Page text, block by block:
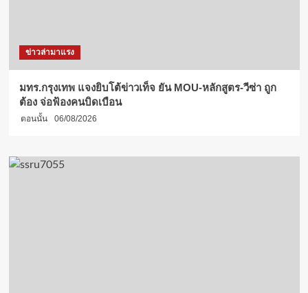
ข่าวล่ามาแรง
มทร.กรุงเทพ แจงยิบโต้ข่าวเท็จ ยัน MOU-หลักสูตร-วีซ่า ถูก
ต้อง จ่อฟ้องคนบิดเบือน
ตอนนั้น 06/08/2026